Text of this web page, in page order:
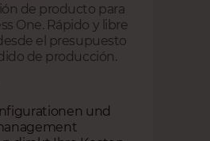
de producto para
One. Rápido y libre
el presupuesto
de producción.
und